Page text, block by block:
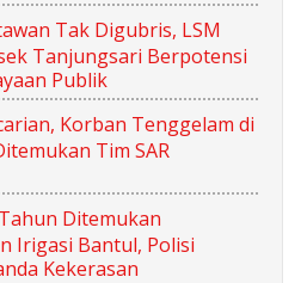
Tak Digubris, LSM
Tanjungsari Berpotensi
Publik
Korban Tenggelam di
Tim SAR
Ditemukan
Irigasi Bantul, Polisi
Kekerasan